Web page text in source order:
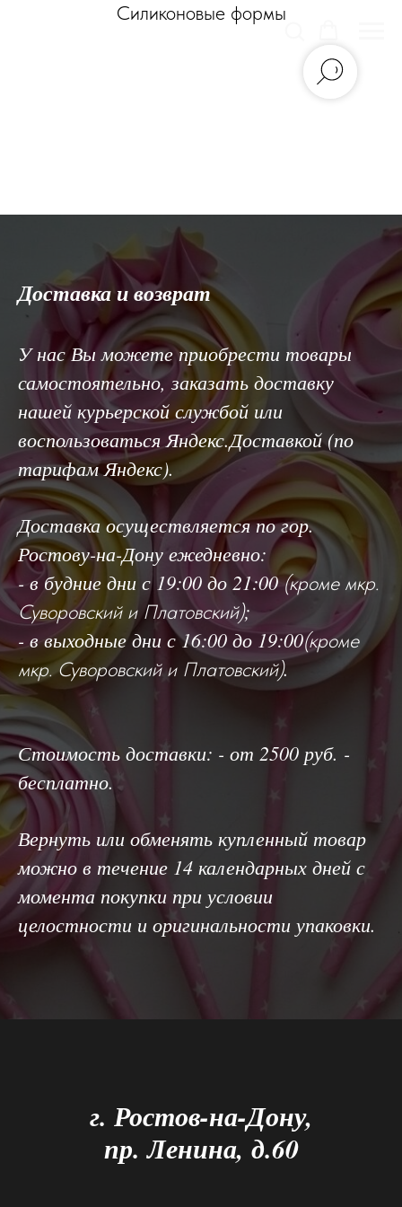
Силиконовые формы
Доставка и возврат
У нас Вы можете приобрести товары
самостоятельно, заказать доставку
нашей курьерской службой или
воспользоваться Яндекс.Доставкой (по
тарифам Яндекс).
Доставка осуществляется по гор.
Ростову-на-Дону ежедневно:
- в будние дни с 19:00 до 21:00(кроме мкр.
Суворовский и Платовский);
- в выходные дни с 16:00 до 19:00(кроме
мкр. Суворовский и Платовский).
Стоимость доставки: - от 2500 руб. -
бесплатно.
Вернуть или обменять купленный товар
можно в течение 14 календарных дней с
момента покупки при условии
целостности и оригинальности упаковки.
г. Ростов-на-Дону,
пр. Ленина, д.60